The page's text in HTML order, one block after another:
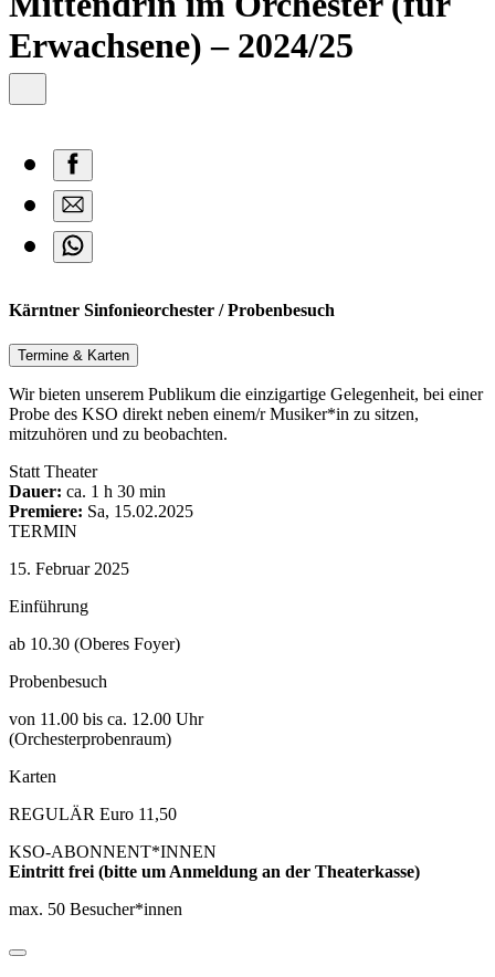
Erwachsene) – 2024/25
Kärntner Sinfonieorchester / Probenbesuch
Termine & Karten
Wir bieten unserem Publikum die einzigartige Gelegenheit, bei einer
Probe des KSO direkt neben einem/r Musiker*in zu sitzen,
mitzuhören und zu beobachten.
Statt Theater
Dauer: ca. 1 h 30 min
Premiere: Sa, 15.02.2025
TERMIN
15. Februar 2025
Einführung
ab 10.30 (Oberes Foyer)
Probenbesuch
von 11.00 bis ca. 12.00 Uhr
(Orchesterprobenraum)
Karten
REGULÄR Euro 11,50
KSO-ABONNENT*INNEN
Eintritt frei (bitte um Anmeldung an der Theaterkasse)
max. 50 Besucher*innen